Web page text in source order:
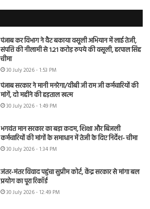
पंजाब कर विभाग ने वैट बकाया वसूली अभियान में लाई तेजी,
संपत्ति की नीलामी से 1.21 करोड़ रुपये की वसूली, हरपाल सिंह
चीमा
30 July 2026 - 1:53 PM
पंजाब सरकार ने मानी मनरेगा/वीबी जी राम जी कर्मचारियों की
मांगें, दो महीने की हड़ताल खत्म
30 July 2026 - 1:49 PM
भगवंत मान सरकार का बड़ा कदम, शिक्षा और बिजली
कर्मचारियों की मांगों के समाधान में तेजी के दिए निर्देश- चीमा
30 July 2026 - 1:34 PM
जंतर-मंतर विवाद पहुंचा सुप्रीम कोर्ट, केंद्र सरकार से मांगा बल
प्रयोग का पूरा रिकॉर्ड
30 July 2026 - 12:49 PM